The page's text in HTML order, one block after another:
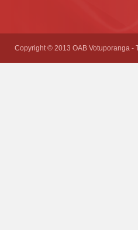
Copyright © 2013 OAB Votuporanga -